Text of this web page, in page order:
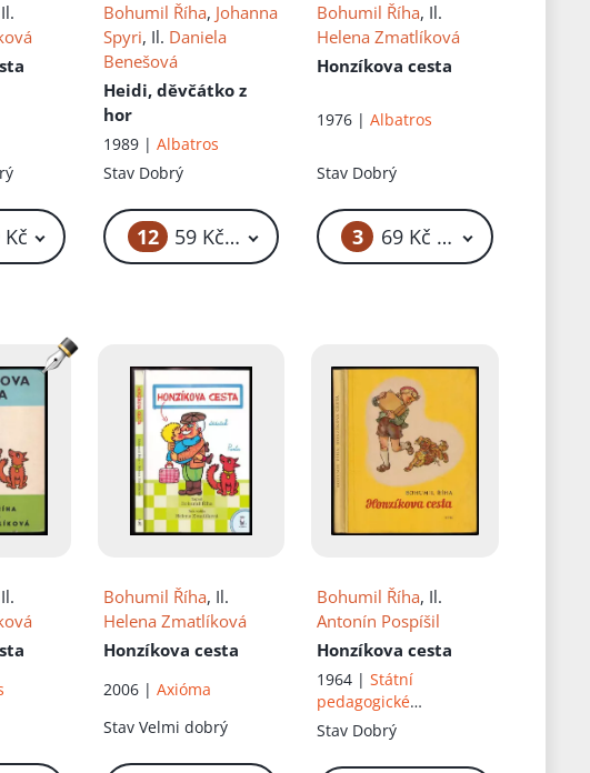
Kč
Bohumil Říha, Johanna
Spyri, Il. Daniela
Benešová
Heidi, děvčátko z
hor
1989 | Albatros
Stav Dobrý
12 59 Kč – 69 Kč
Bohumil Říha, Il.
Helena Zmatlíková
Honzíkova cesta
1976 |Albatros
Stav Dobrý
3 69 Kč – 79 Kč
Bohumil Říha, Il.
Helena Zmatlíková
Honzíkova cesta
2006 | Axióma
Stav Velmi dobrý
Bohumil Říha, Il.
Antonín Pospíšil
Honzíkova cesta
1964 |Státní
pedagogické
nakladatelství
Stav Dobrý